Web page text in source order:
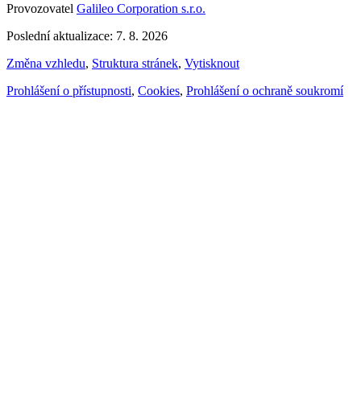
Provozovatel Galileo Corporation s.r.o.
Poslední aktualizace: 7. 8. 2026
Změna vzhledu, Struktura stránek, Vytisknout
Prohlášení o přístupnosti, Cookies, Prohlášení o ochraně soukromí